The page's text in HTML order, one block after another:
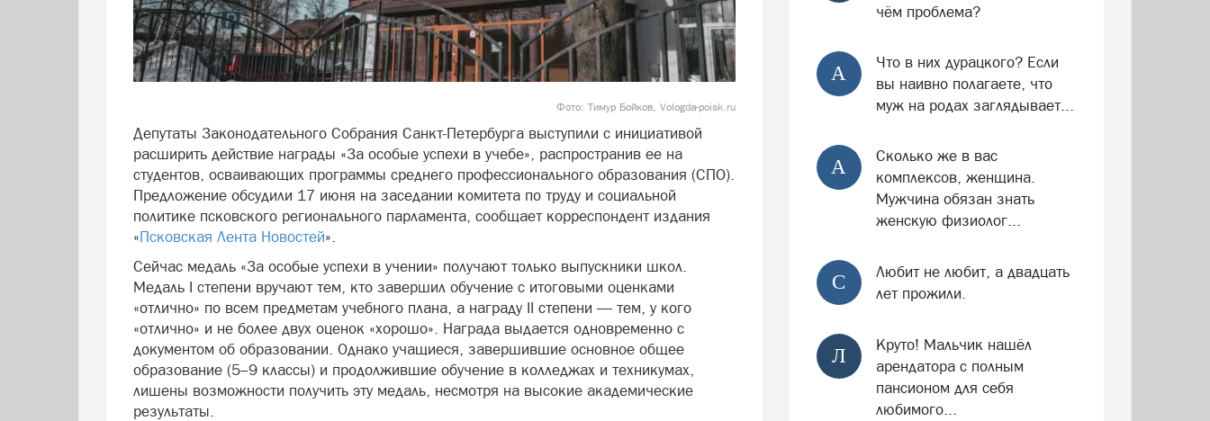
Фото: Тимур Бойков, Vologda-poisk.ru
Депутаты Законодательного Собрания Санкт‑Петербурга выступили с инициативой
расширить действие награды «За особые успехи в учебе», распространив ее на
студентов, осваивающих программы среднего профессионального образования (СПО).
Предложение обсудили 17 июня на заседании комитета по труду и социальной
политике псковского регионального парламента, сообщает корреспондент издания
«Псковская Лента Новостей».
Сейчас медаль «За особые успехи в учении» получают только выпускники школ.
Медаль I степени вручают тем, кто завершил обучение с итоговыми оценками
«отлично» по всем предметам учебного плана, а награду II степени — тем, у кого
«отлично» и не более двух оценок «хорошо». Награда выдается одновременно с
документом об образовании. Однако учащиеся, завершившие основное общее
образование (5–9 классы) и продолжившие обучение в колледжах и техникумах,
лишены возможности получить эту медаль, несмотря на высокие академические
результаты.
чём проблема?
А
Что в них дурацкого? Если
вы наивно полагаете, что
муж на родах заглядывает...
А
Сколько же в вас
комплексов, женщина.
Мужчина обязан знать
женскую физиолог...
С
Любит не любит, а двадцать
лет прожили.
Л
Круто! Мальчик нашёл
арендатора с полным
пансионом для себя
любимого...